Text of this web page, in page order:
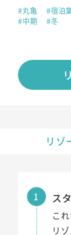
#丸亀
#宿泊
#中期
#冬
リゾ
1 ス
こ
リ